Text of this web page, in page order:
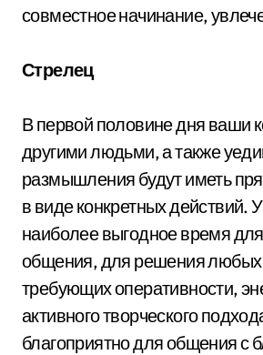
совместное начинание,
Стрелец
В первой половине дня ваши
другими людьми, а также
размышления будут иметь
в виде конкретных действий.
наиболее выгодное время
общения, для решения любых
требующих оперативности,
активного творческого
благоприятно для общения с